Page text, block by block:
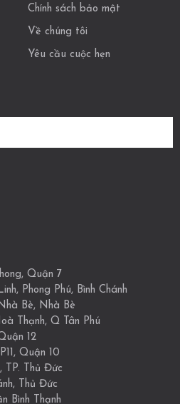
Chính sách bảo mật
Về chúng tôi
Yêu cầu cuộc hẹn
Quận 7
Phong Phú, Bình Chánh
Bè, Nhà Bè
Thạnh, Q Tân Phú
12
Quận 10
TP. Thủ Đức
Thủ Đức
Bình Thạnh